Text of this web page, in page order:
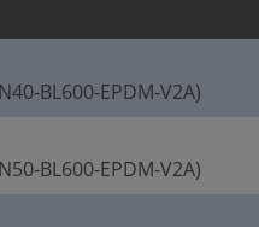
BL600-EPDM-V2A)
BL600-EPDM-V2A)